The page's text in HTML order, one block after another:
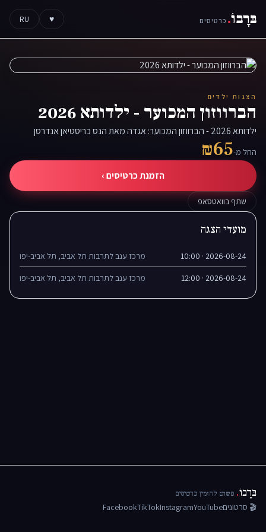
בּרָבוֹ. כרטיסים ♥
RU
הצגות ילדים
הברווזון המכוער - ילדותא 2026
ילדותא 2026 - הברווזון המכוער: אגדה מאת הנס כריסטיאן אנדרסן
החל מ-₪65
הזמנת כרטיסים ›
שתף בוואטסאפ
מועדי הצגה
2026-08-24 · 10:00 מרכז ענב לתרבות תל אביב, תל אביב-יפו
2026-08-24 · 12:00 מרכז ענב לתרבות תל אביב, תל אביב-יפו
בּרָבוֹ. פשוט להזמין כרטיסים
🎬 סרטוניםYouTube
Instagram
TikTok
Facebook